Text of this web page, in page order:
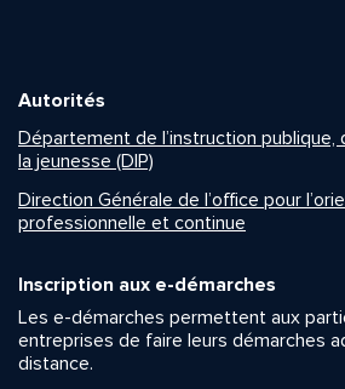
Autorités
Département de l’instruction
la jeunesse (DIP)
Direction Générale de l’office pour
professionnelle et continue
Inscription aux e-démarches
Les e-démarches permettent aux
entreprises de faire leurs démarches
distance.